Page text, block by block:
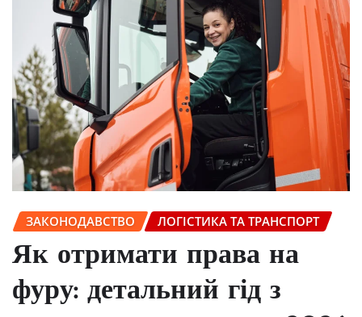
ЗАКОНОДАВСТВО ЛОГІСТИКА ТА ТРАНСПОРТ
Як отримати права на
фуру: детальний гід з